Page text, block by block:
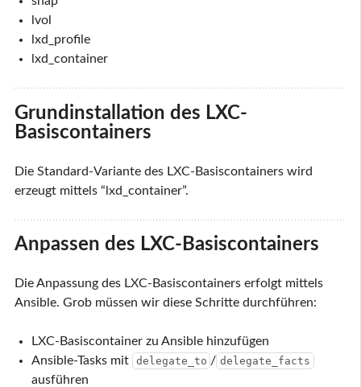
lvol
lxd_profile
lxd_container
Grundinstallation des LXC-
Basiscontainers
Die Standard-Variante des LXC-Basiscontainers wird
erzeugt mittels “lxd_container”.
Anpassen des LXC-Basiscontainers
Die Anpassung des LXC-Basiscontainers erfolgt mittels
Ansible. Grob müssen wir diese Schritte durchführen:
LXC-Basiscontainer zu Ansible hinzufügen
Ansible-Tasks mit delegate_to / delegate_facts
ausführen